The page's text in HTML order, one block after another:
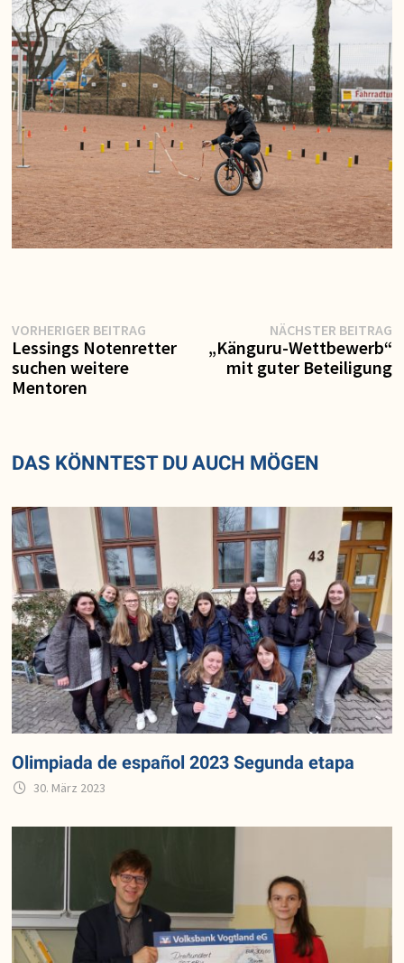
Beitragsnavigation
VORHERIGER BEITRAG
Beitrag:
Lessings Notenretter
suchen weitere
Mentoren
NÄCHSTER BEITRAG
„Känguru-Wettbewerb“
mit guter Beteiligung
DAS KÖNNTEST DU AUCH MÖGEN
Olimpiada de español 2023 Segunda etapa
30. März 2023